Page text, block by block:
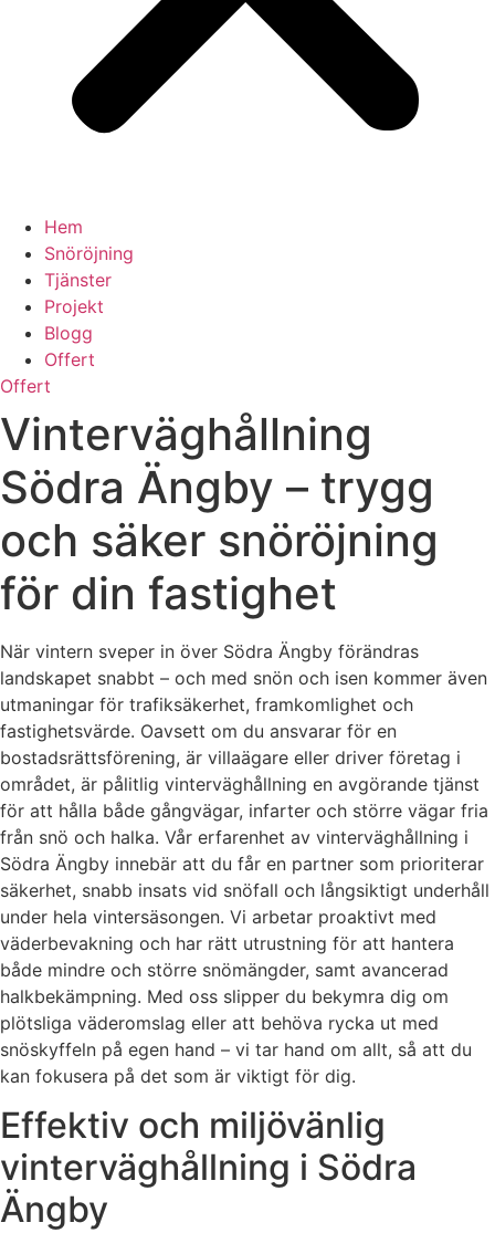
Hem
Snöröjning
Tjänster
Projekt
Blogg
Offert
Offert
Vinterväghållning
Södra Ängby – trygg
och säker snöröjning
för din fastighet
När vintern sveper in över Södra Ängby förändras
landskapet snabbt – och med snön och isen kommer även
utmaningar för trafiksäkerhet, framkomlighet och
fastighetsvärde. Oavsett om du ansvarar för en
bostadsrättsförening, är villaägare eller driver företag i
området, är pålitlig vinterväghållning en avgörande tjänst
för att hålla både gångvägar, infarter och större vägar fria
från snö och halka. Vår erfarenhet av vinterväghållning i
Södra Ängby innebär att du får en partner som prioriterar
säkerhet, snabb insats vid snöfall och långsiktigt underhåll
under hela vintersäsongen. Vi arbetar proaktivt med
väderbevakning och har rätt utrustning för att hantera
både mindre och större snömängder, samt avancerad
halkbekämpning. Med oss slipper du bekymra dig om
plötsliga väderomslag eller att behöva rycka ut med
snöskyffeln på egen hand – vi tar hand om allt, så att du
kan fokusera på det som är viktigt för dig.
Effektiv och miljövänlig
vinterväghållning i Södra
Ängby